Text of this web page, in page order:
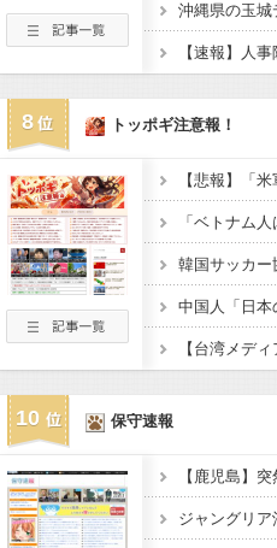
8 トッポギ注意報！
【台湾メデ
10 保守速報